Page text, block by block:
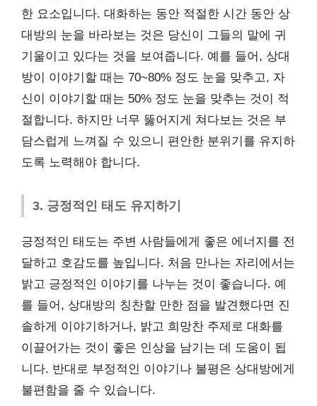
한 요소입니다. 대화하는 동안 적절한 시간 동안 상
대방의 눈을 바라보는 것은 당신이 그들의 말에 귀
기울이고 있다는 것을 보여줍니다. 예를 들어, 상대
방이 이야기할 때는 70~80% 정도 눈을 맞추고, 자
신이 이야기할 때는 50% 정도 눈을 맞추는 것이 적
절합니다. 하지만 너무 뚫어지게 쳐다보는 것은 부
담스럽게 느껴질 수 있으니 편안한 분위기를 유지하
도록 노력해야 합니다.
3. 긍정적인 태도 유지하기
긍정적인 태도는 주변 사람들에게 좋은 에너지를 전
달하고 호감도를 높입니다. 처음 만나는 자리에서는
밝고 긍정적인 이야기를 나누는 것이 좋습니다. 예
를 들어, 상대방의 칭찬할 만한 점을 발견했다면 진
솔하게 이야기하거나, 밝고 희망찬 주제로 대화를
이끌어가는 것이 좋은 인상을 남기는 데 도움이 됩
니다. 반대로 부정적인 이야기나 불평은 상대방에게
불편함을 줄 수 있습니다.